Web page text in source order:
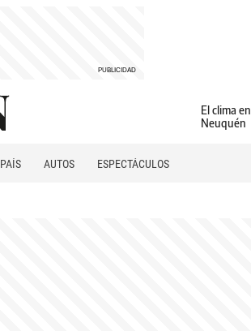
El clima en
Neuquén
PAÍS AUTOS
ESPECTÁCULOS